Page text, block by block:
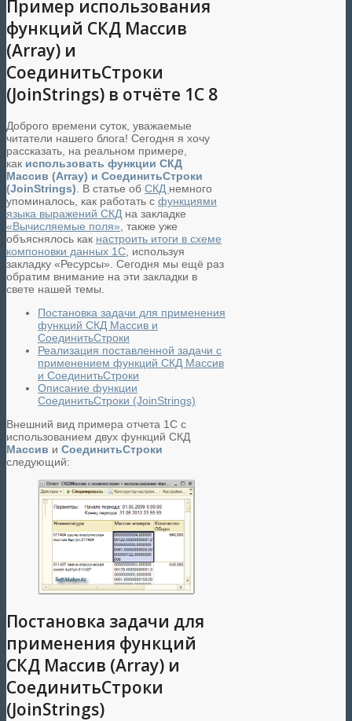
Пример использования
функций СКД Массив
(Array) и
СоединитьСтроки
(JoinStrings) в отчёте 1С 8
Доброго времени суток, уважаемые
читатели нашего блога! Сегодня я хочу
рассказать, на реальном примере,
как использовать функции СКД
Массив (Array) и СоединитьСтроки
(JoinStrings) . В статье об СКД немного
упоминалось, как работать с функциями
языка выражений СКД на закладке
«Вычисляемые поля» , также уже
объяснялось как настроить итоги в схеме
компоновки данных 1С , используя
закладку «Ресурсы». Сегодня мы ещё раз
обратим внимание на эти закладки в
свете нашей темы.
Постановка задачи для применения
функций СКД Массив и
СоединитьСтроки
Реализация поставленной задачи с
применением функций СКД Массив
и СоединитьСтроки
Описание функции
СоединитьСтроки (JoinStrings)
Внешний вид примера отчета 1С с
использованием двух функций СКД
Массив и СоединитьСтроки
следующий:
Постановка задачи для
применения функций
СКД Массив (Array) и
СоединитьСтроки
(JoinStrings)